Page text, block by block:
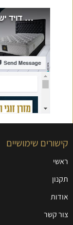
קישורים שימושיים
ראשי
תקנון
אודות
צור קשר